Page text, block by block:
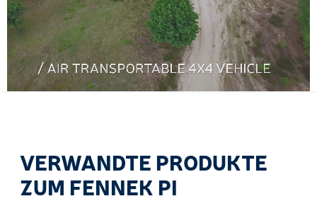
VERWANDTE PRODUKTE
ZUM FENNEK PI